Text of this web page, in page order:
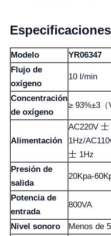
Modelo
YR06347
Flujo de
oxígeno
10 l/min
Concentración
de oxígeno
≥ 93%±3（
Alimentación
AC220V
1Hz/
士 1Hz
Presión de
salida
20Kpa-
Potencia de
entrada
800VA
Nivel sonoro
Menos de